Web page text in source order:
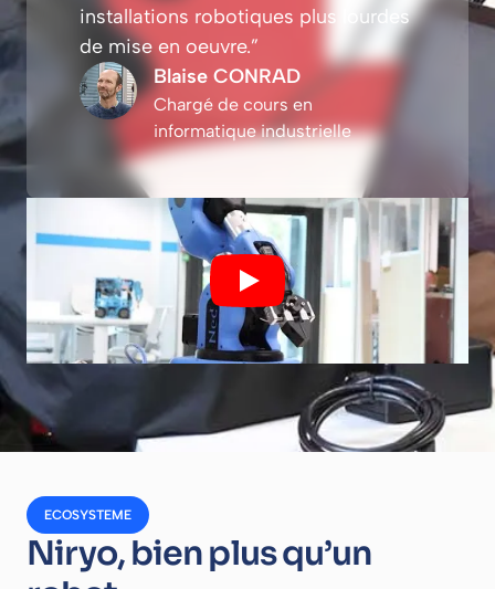
installations robotiques plus lourdes
de mise en oeuvre.”
Blaise CONRAD
Chargé de cours en
informatique industrielle
ECOSYSTEME
Niryo, bien plus qu’un